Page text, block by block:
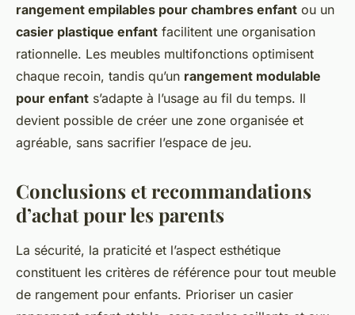
rangement empilables pour chambres enfant ou un
casier plastique enfant facilitent une organisation
rationnelle. Les meubles multifonctions optimisent
chaque recoin, tandis qu’un rangement modulable
pour enfant s’adapte à l’usage au fil du temps. Il
devient possible de créer une zone organisée et
agréable, sans sacrifier l’espace de jeu.
Conclusions et recommandations
d’achat pour les parents
La sécurité, la praticité et l’aspect esthétique
constituent les critères de référence pour tout meuble
de rangement pour enfants. Prioriser un casier